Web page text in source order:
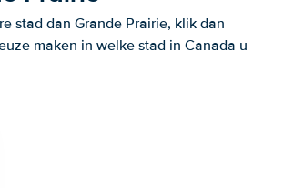
stad dan Grande Prairie, klik dan
maken in welke stad in Canada u